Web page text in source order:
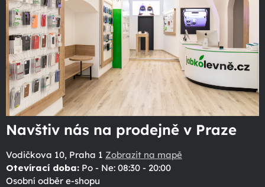
Navštiv nás na prodejně v Praze
Vodičkova 10, Praha 1 Zobrazit na mapě
Otevírací doba: Po - Ne: 08:30 - 20:00
Osobní odběr e-shopu